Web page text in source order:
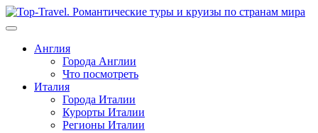
Перейти
к
Англия
Города Англии
Что посмотреть
Италия
Города Италии
Курорты Италии
Регионы Италии